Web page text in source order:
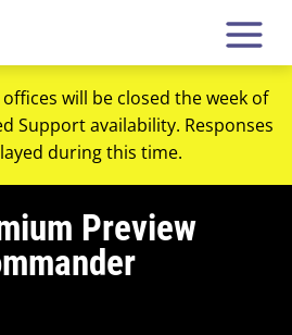
will be closed the week of
Support availability. Responses
during this time.
Preview